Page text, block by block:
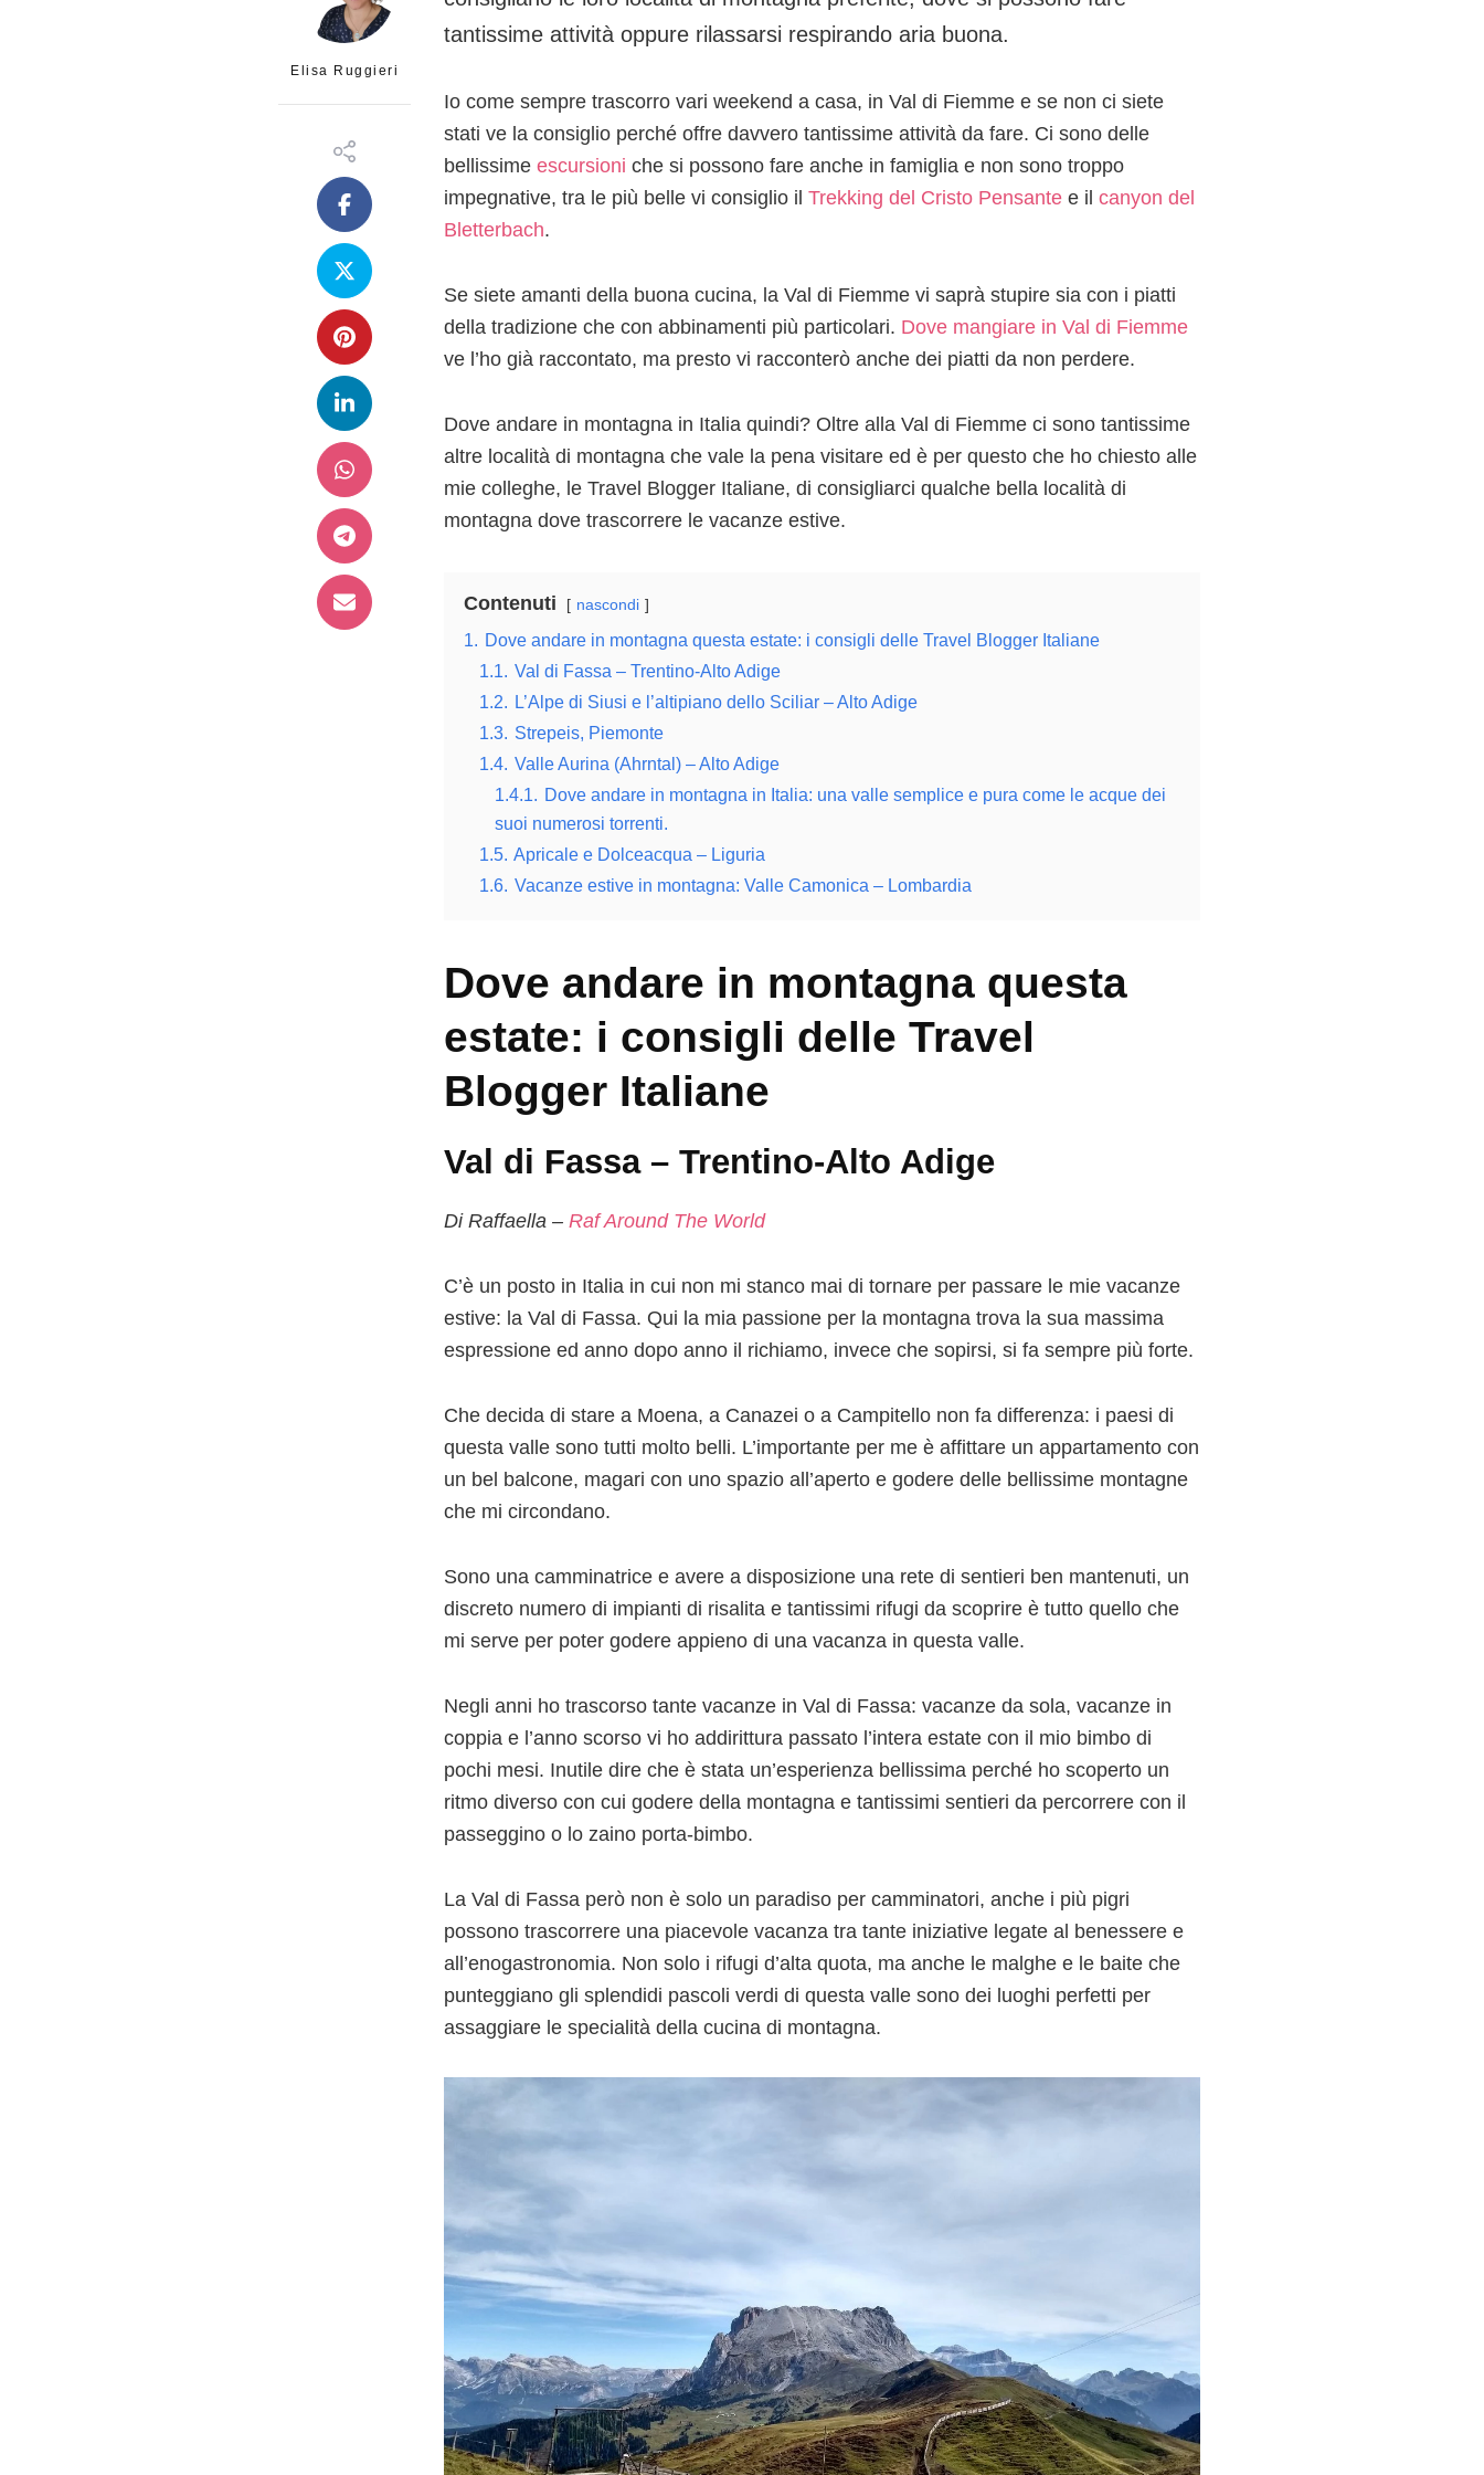
Elisa Ruggieri
tantissime attività oppure rilassarsi respirando aria buona.
Io come sempre trascorro vari weekend a casa, in Val di Fiemme e se non ci siete
stati ve la consiglio perché offre davvero tantissime attività da fare. Ci sono delle
bellissime escursioni che si possono fare anche in famiglia e non sono troppo
impegnative, tra le più belle vi consiglio il Trekking del Cristo Pensante e il canyon del
Bletterbach.
Se siete amanti della buona cucina, la Val di Fiemme vi saprà stupire sia con i piatti
della tradizione che con abbinamenti più particolari. Dove mangiare in Val di Fiemme
ve l’ho già raccontato, ma presto vi racconterò anche dei piatti da non perdere.
Dove andare in montagna in Italia quindi? Oltre alla Val di Fiemme ci sono tantissime
altre località di montagna che vale la pena visitare ed è per questo che ho chiesto alle
mie colleghe, le Travel Blogger Italiane, di consigliarci qualche bella località di
montagna dove trascorrere le vacanze estive.
Contenuti nascondi
1. Dove andare in montagna questa estate: i consigli delle Travel Blogger Italiane
1.1. Val di Fassa – Trentino-Alto Adige
1.2. L’Alpe di Siusi e l’altipiano dello Sciliar – Alto Adige
1.3. Strepeis, Piemonte
1.4. Valle Aurina (Ahrntal) – Alto Adige
1.4.1. Dove andare in montagna in Italia: una valle semplice e pura come le acque dei
suoi numerosi torrenti.
1.5. Apricale e Dolceacqua – Liguria
1.6. Vacanze estive in montagna: Valle Camonica – Lombardia
Dove andare in montagna questa
estate: i consigli delle Travel
Blogger Italiane
Val di Fassa – Trentino-Alto Adige
Di Raffaella – Raf Around The World
C’è un posto in Italia in cui non mi stanco mai di tornare per passare le mie vacanze
estive: la Val di Fassa. Qui la mia passione per la montagna trova la sua massima
espressione ed anno dopo anno il richiamo, invece che sopirsi, si fa sempre più forte.
Che decida di stare a Moena, a Canazei o a Campitello non fa differenza: i paesi di
questa valle sono tutti molto belli. L’importante per me è affittare un appartamento con
un bel balcone, magari con uno spazio all’aperto e godere delle bellissime montagne
che mi circondano.
Sono una camminatrice e avere a disposizione una rete di sentieri ben mantenuti, un
discreto numero di impianti di risalita e tantissimi rifugi da scoprire è tutto quello che
mi serve per poter godere appieno di una vacanza in questa valle.
Negli anni ho trascorso tante vacanze in Val di Fassa: vacanze da sola, vacanze in
coppia e l’anno scorso vi ho addirittura passato l’intera estate con il mio bimbo di
pochi mesi. Inutile dire che è stata un’esperienza bellissima perché ho scoperto un
ritmo diverso con cui godere della montagna e tantissimi sentieri da percorrere con il
passeggino o lo zaino porta-bimbo.
La Val di Fassa però non è solo un paradiso per camminatori, anche i più pigri
possono trascorrere una piacevole vacanza tra tante iniziative legate al benessere e
all’enogastronomia. Non solo i rifugi d’alta quota, ma anche le malghe e le baite che
punteggiano gli splendidi pascoli verdi di questa valle sono dei luoghi perfetti per
assaggiare le specialità della cucina di montagna.